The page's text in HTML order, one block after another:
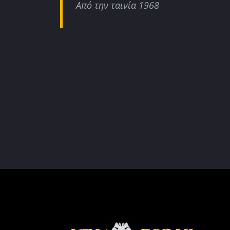
Από την ταινία 1968